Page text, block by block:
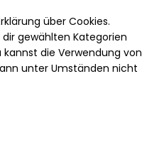
über Cookies.
dir gewählten Kategorien
kannst die Verwendung von
unter Umständen nicht